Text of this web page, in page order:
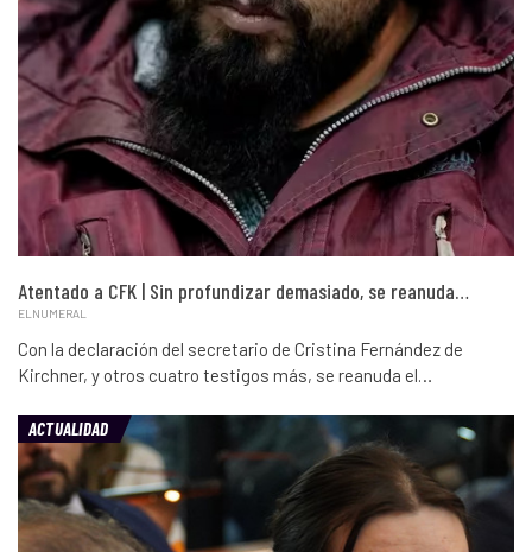
Atentado a CFK | Sin profundizar demasiado, se reanuda…
ELNUMERAL
Con la declaración del secretario de Cristina Fernández de
Kirchner, y otros cuatro testigos más, se reanuda el…
ACTUALIDAD